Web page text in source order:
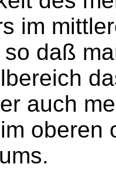
im
daß
auch
oberen